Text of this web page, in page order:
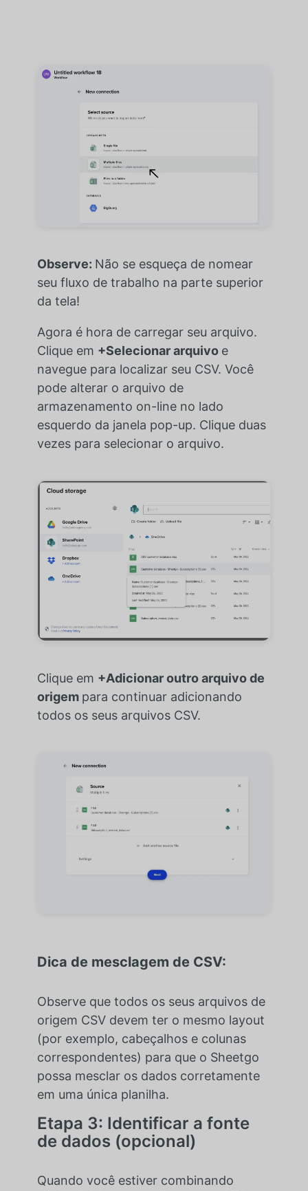
Observe: Não se esqueça de nomear
seu fluxo de trabalho na parte superior
da tela!
Agora é hora de carregar seu arquivo.
Clique em +Selecionar arquivo e
navegue para localizar seu CSV. Você
pode alterar o arquivo de
armazenamento on-line no lado
esquerdo da janela pop-up. Clique duas
vezes para selecionar o arquivo.
Clique em +Adicionar outro arquivo de
origem para continuar adicionando
todos os seus arquivos CSV.
Dica de mesclagem de CSV:
Observe que todos os seus arquivos de
origem CSV devem ter o mesmo layout
(por exemplo, cabeçalhos e colunas
correspondentes) para que o Sheetgo
possa mesclar os dados corretamente
em uma única planilha.
Etapa 3: Identificar a fonte
de dados (opcional)
Quando você estiver combinando